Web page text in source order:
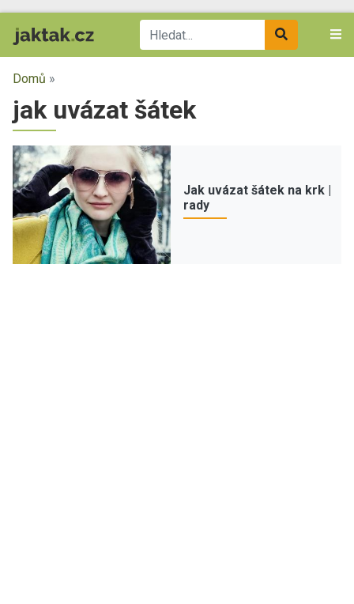
Domů »
jak uvázat šátek
Jak uvázat šátek na krk |
rady